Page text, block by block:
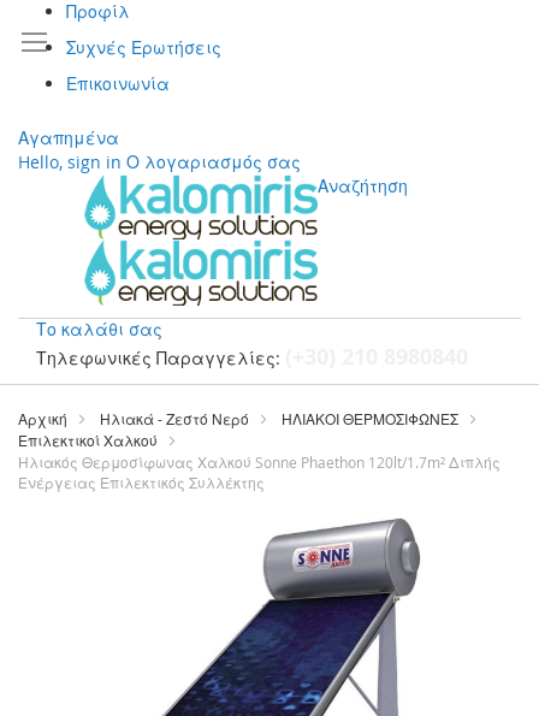
Προφίλ
Συχνές Ερωτήσεις
Επικοινωνία
Αγαπημένα
Hello, sign in Ο λογαριασμός σας
Αναζήτηση
Το καλάθι σας
Τηλεφωνικές Παραγγελίες:
Μετάβαση
περιεχόμενο
Αρχική Ηλιακά - Ζεστό Νερό
ΗΛΙΑΚΟΙ ΘΕΡΜΟΣΙΦΩΝΕΣ
Επιλεκτικοί Χαλκού
Ηλιακός Θερμοσίφωνας Χαλκού Sonne Phaethon 120lt/1.7m² Διπλής
Ενέργειας Επιλεκτικός Συλλέκτης